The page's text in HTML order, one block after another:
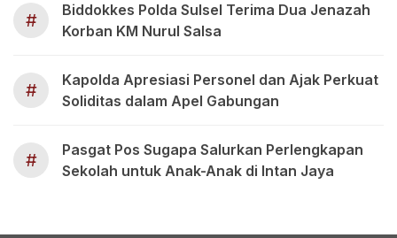
#
Biddokkes Polda Sulsel Terima Dua Jenazah
Korban KM Nurul Salsa
#
Kapolda Apresiasi Personel dan Ajak Perkuat
Soliditas dalam Apel Gabungan
#
Pasgat Pos Sugapa Salurkan Perlengkapan
Sekolah untuk Anak-Anak di Intan Jaya